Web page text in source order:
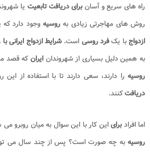
راه های سریع و آسانبرای دریافت تابعیت یا
روش های مهاجرتی زیادی بهروسیهوجود دارد که
ازدواجبا یکفرد روسی است.شرایط ازدواج ایرانی
به همین دلیل بسیاری از شهروندان ایرانکه قصد
روسیه را دارند، سعی دارند تا با استفاده از
دریافتکنند.
اما افرادبرایاین کار با این سوال به میان روبرو
روسیهبه چه صورت است؟ پس از چند سال می